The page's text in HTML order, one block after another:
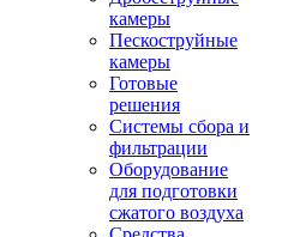
камеры
Пескоструйные
камеры
Готовые
решения
Системы сбора и
фильтрации
Оборудование
для подготовки
сжатого воздуха